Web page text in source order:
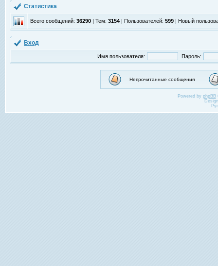
Статистика
Всего сообщений: 36290 | Тем: 3154 | Пользователей: 599 | Новый
Вход
Имя пользователя: Пароль:
Непрочитанные сообщения
Powered by phpBB